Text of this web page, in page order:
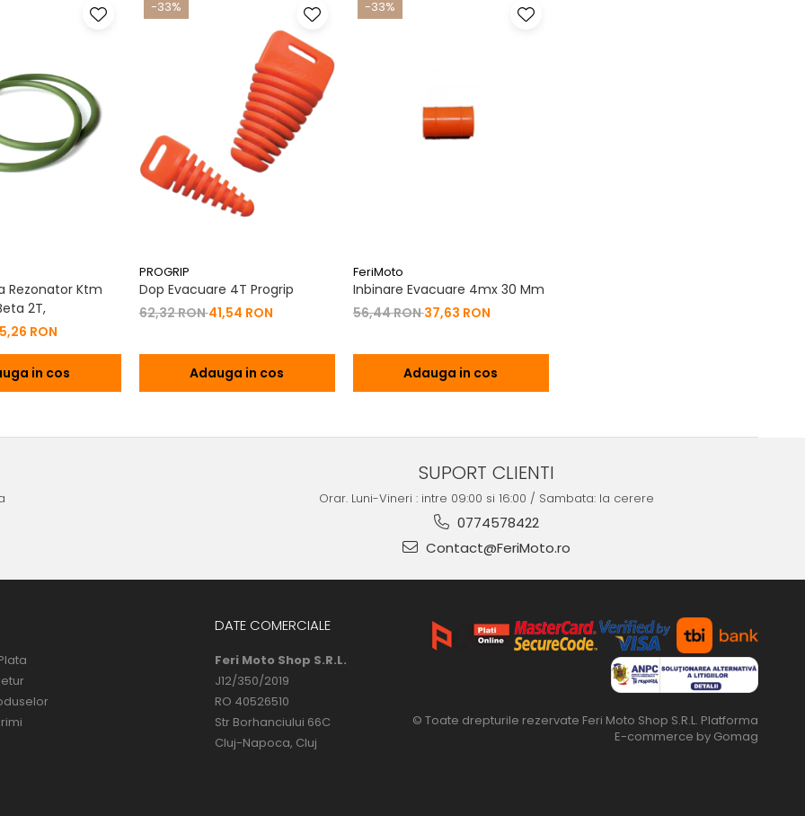
Rezonator Ktm
2T,
RON
in cos
-33%
PROGRIP
Dop Evacuare 4T Progrip
62,32 RON41,54 RON
Adauga in cos
-33%
FeriMoto
Inbinare Evacuare 4mx 30 Mm
56,44 RON37,63 RON
Adauga in cos
SUPORT CLIENTI
Orar. Luni-Vineri : intre 09:00 si 16:00 / Sambata: la cerere
0774578422
Contact@FeriMoto.ro
DATE COMERCIALE
Feri Moto Shop S.R.L.
J12/350/2019
RO 40526510
Str Borhanciului 66C
Cluj-Napoca, Cluj
© Toate drepturile rezervate Feri Moto Shop S.R.L. Platforma
E-commerce by Gomag